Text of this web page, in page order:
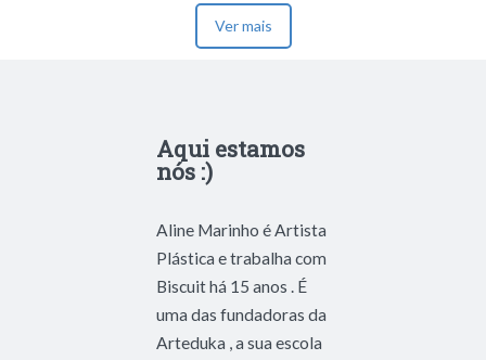
Ver mais
Aqui estamos
nós :)
Aline Marinho é Artista
Plástica e trabalha com
Biscuit há 15 anos . É
uma das fundadoras da
Arteduka , a sua escola